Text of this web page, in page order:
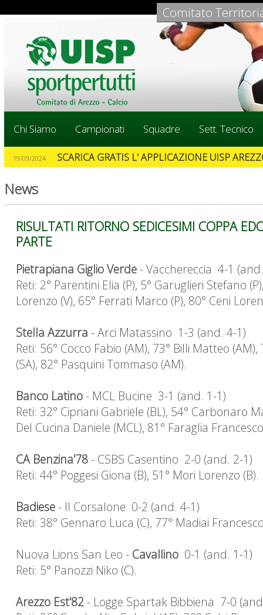
Comitato
Chi Siamo Campionati Squadre Sett. Tecnico
19/09/2024 SCARICA GRATIS L' APPLICAZIONE UISP
News
RISULTATI RITORNO SEDICESIMI COPPA
PARTE
Pietrapiana Giglio Verde- Vacchereccia 4-1
Reti: 2° Parentini Elia (P), 5° Garuglieri Stefano
Lorenzo (V), 65° Ferrati Marco (P), 80° Ceni
Stella Azzurra - Arci Matassino 1-3 (and. 4-1)
Reti: 56° Cocco Fabio (AM), 73° Billi Matteo
(SA), 82° Pasquini Tommaso (AM).
Banco Latino- MCL Bucine 3-1 (and. 1-1)
Reti: 32° Cipriani Gabriele (BL), 54° Carbonaro
Del Cucina Daniele (MCL), 81° Faraglia
CA Benzina'78- CSBS Casentino 2-0 (and. 2-1)
Reti: 44° Poggesi Giona (B), 51° Mori Lorenzo (B).
Badiese- Il Corsalone 0-2 (and. 4-1)
Reti: 38° Gennaro Luca (C), 77° Madiai
Nuova Lions San Leo - Cavallino 0-1 (and. 1-1)
Reti: 5° Panozzi Niko (C).
Arezzo Est'82- Logge Spartak Bibbiena 7-0